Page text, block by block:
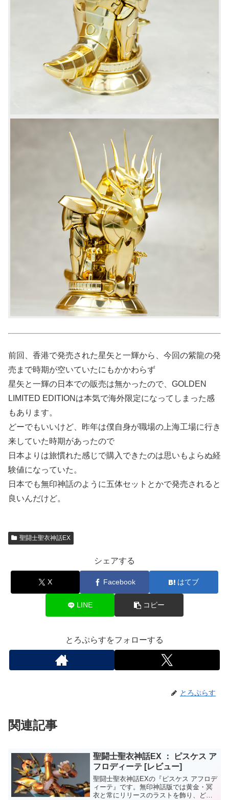
前回、香港で発売された星矢と一輝から、今回の紫龍の発
売まで時期が空いていたにもかかわらず
星矢と一輝の日本での販売は無かったので、GOLDEN
LIMITED EDITIONは本気で海外限定になってしまった感
もあります。
どーでもいいけど、昨年は僕自身が職場の上海工場に行き
来していた時期があったので
日本よりは旅慣れた感じで購入できたのは思いもよらぬ経
験値になっていた。
日本でも無印神話のように五体セットとかで発売されると
良いんだけど。
聖闘士聖衣神話EX
シェアする
X Facebook はてブ
LINE コピー
とろぷらすをフォローする
とろぷらす
関連記事
聖闘士聖衣神話EX ： ピスケス ア
フロディーテ [レビュー]
聖闘士聖衣神話EXの『ピスケス アフロデ
ィーテ』です。無印神話版では黄金・冥
衣と常にリリースのラストを飾り、どれ